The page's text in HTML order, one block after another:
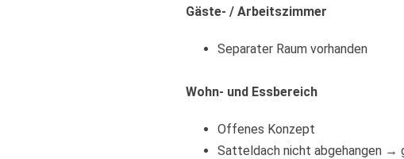
Gäste- / Arbeitszimmer
Separater Raum vorhanden
Wohn- und Essbereich
Offenes Konzept
Satteldach nicht abgehangen →